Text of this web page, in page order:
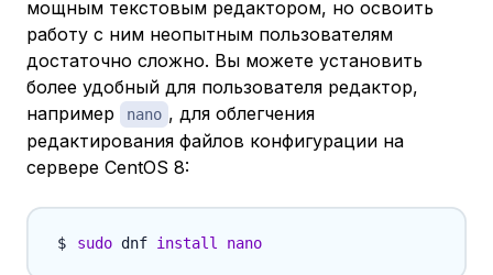
мощным текстовым редактором, но освоить
работу с ним неопытным пользователям
достаточно сложно. Вы можете установить
более удобный для пользователя редактор,
например
nano , для облегчения
редактирования файлов конфигурации на
сервере CentOS 8:
sudo dnf install nano